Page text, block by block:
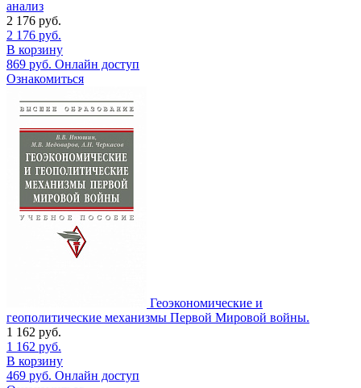
анализ
2 176 руб.
2 176 руб.
В корзину
869 руб. Онлайн доступ
Ознакомиться
Геоэкономические и
геополитические механизмы Первой Мировой войны.
1 162 руб.
1 162 руб.
В корзину
469 руб. Онлайн доступ